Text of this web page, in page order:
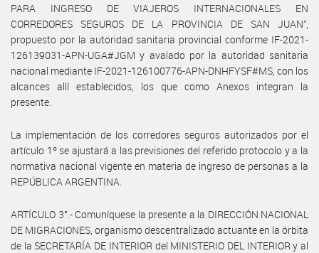
PARA INGRESO DE VIAJEROS INTERNACIONALES EN
CORREDORES SEGUROS DE LA PROVINCIA DE SAN JUAN”,
propuesto por la autoridad sanitaria provincial conforme IF-2021-
126139031-APN-UGA#JGM y avalado por la autoridad sanitaria
nacional mediante IF-2021-126100776-APN-DNHFYSF#MS, con los
alcances allí establecidos, los que como Anexos integran la
presente.
La implementación de los corredores seguros autorizados por el
artículo 1º se ajustará a las previsiones del referido protocolo y a la
normativa nacional vigente en materia de ingreso de personas a la
REPÚBLICA ARGENTINA.
ARTÍCULO 3°.- Comuníquese la presente a la DIRECCIÓN NACIONAL
DE MIGRACIONES, organismo descentralizado actuante en la órbita
de la SECRETARÍA DE INTERIOR del MINISTERIO DEL INTERIOR y al